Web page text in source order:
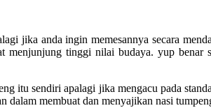
jika anda ingin memesannya secara
tinggi nilai budaya. yup
itu sendiri apalagi jika mengacu pada
dalam membuat dan menyajikan nasi